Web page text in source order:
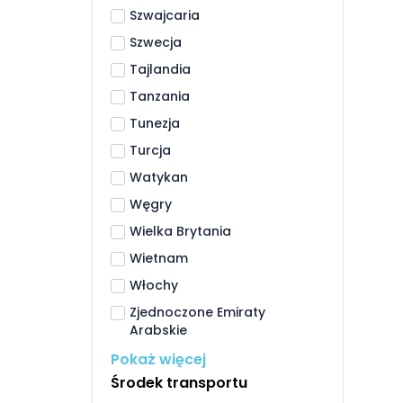
Szwajcaria
Szwecja
Tajlandia
Tanzania
Tunezja
Turcja
Watykan
Węgry
Wielka Brytania
Wietnam
Włochy
Zjednoczone Emiraty
Arabskie
Pokaż więcej
Środek transportu